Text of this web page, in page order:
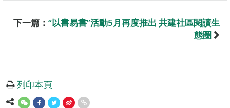
下一篇： “以書易書”活動5月再度推出 共建社區閱讀生
態圈
列印本頁